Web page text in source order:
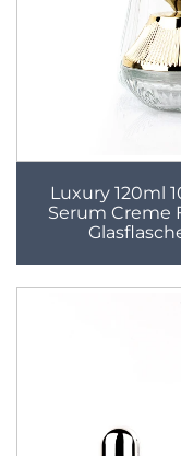
Luxury 120ml
Serum Creme